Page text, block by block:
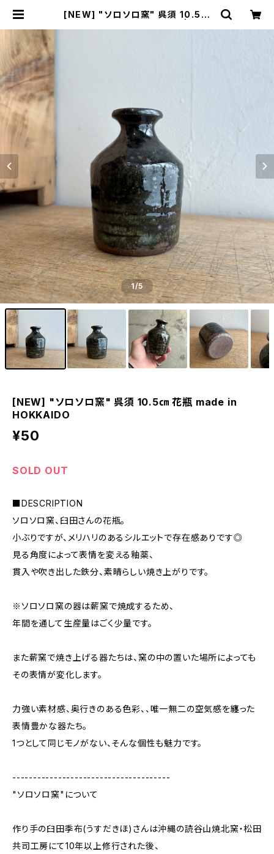
[NEW] "ソロソロ窯" 呉須 10.5㎝
1/5
[NEW] "ソロソロ窯" 呉須 10.5㎝ 花瓶 made in
HOKKAIDO
¥50
SOLD OUT
■DESCRIPTION
ソロソロ窯、臼田さんの花瓶。
小ぶりですが、メリハリのあるシルエットで存在感ありです◎
見る角度によって表情を変える釉薬、
貫入や吹き出した鉄分、素晴らしい焼き上がりです。
※ソロソロ窯の器は薪窯で焼成するため、
年間を通して生産量はごく少量です。
また薪窯で焼き上げる器たちは、窯の中の置いた場所によっても
その表情が変化します。
力強い素材感、奥行きのある色彩、、唯一無二の空気感を纏った
表情豊かな器たち。
1つとして同じモノがない、そんな個性も魅力です。
--------------------------------------
"ソロソロ窯"について
作り手の臼田季布(うすだきほ)さんは沖縄の読谷山焼北窯・松田
共司工房にて10年以上修行された後、